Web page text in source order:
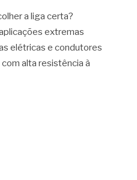
a liga certa?
extremas
elétricas e condutores
alta resistência à